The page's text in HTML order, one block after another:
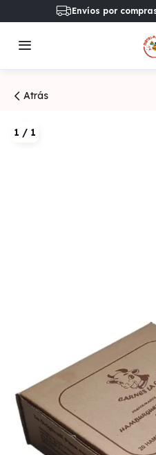
Envíos por
Atrás
1 / 1